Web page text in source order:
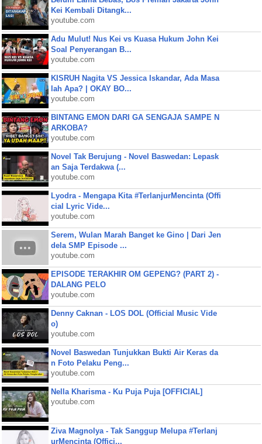
Kei Kembali Ditangk...
youtube.com
Adu Mulut! Nus Kei vs Kuasa Hukum John Kei
Soal Penyerangan B...
youtube.com
KISRUH Nagita VS Jessica Iskandar, Ada Masa
lah Apa? | OKAY BO...
youtube.com
BINTANG EMON DARI GA SENGAJA SAMPE N
ARKOBA?
youtube.com
Novel Tak Berujung - Novel Baswedan: Lepask
an Saja Terdakwa (...
youtube.com
Lyodra - Mengapa Kita #TerlanjurMencinta (Offi
cial Lyric Vide...
youtube.com
Serem, Wulan Marah Banget ke Gino | Dari Jen
dela SMP Episode ...
youtube.com
EPISODE TERAKHIR OM GEPENG? (PART 2) -
DALANG PELO
youtube.com
Denny Caknan - LOS DOL (Official Music Vide
o)
youtube.com
Novel Baswedan Tunjukkan Bukti Air Keras da
n Foto Pelaku Peng...
youtube.com
Nella Kharisma - Ku Puja Puja [OFFICIAL]
youtube.com
Ziva Magnolya - Tak Sanggup Melupa #Terlanj
urMencinta (Offici...